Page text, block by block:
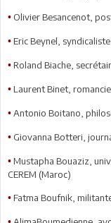
• Olivier Besancenot,
• Eric Beynel,
• Roland Biache,
• Laurent Binet,
• Antonio Boitano,
• Giovanna Botteri,
• Mustapha Bouaziz,
CEREM (Maroc)
• Fatma Boufnik,